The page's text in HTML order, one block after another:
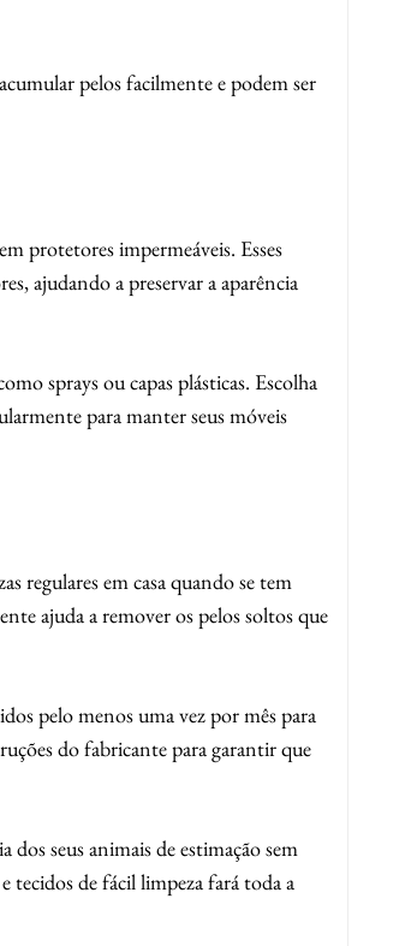
pelos facilmente e podem ser
protetores impermeáveis. Esses
ajudando a preservar a aparência
sprays ou capas plásticas. Escolha
para manter seus móveis
regulares em casa quando se tem
ajuda a remover os pelos soltos que
pelo menos uma vez por mês para
do fabricante para garantir que
dos seus animais de estimação sem
tecidos de fácil limpeza fará toda a